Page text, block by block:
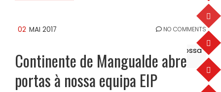
02 MAI 2017 NO COMMENTS
Continente de Mangualde abre
portas à nossa equipa EIP